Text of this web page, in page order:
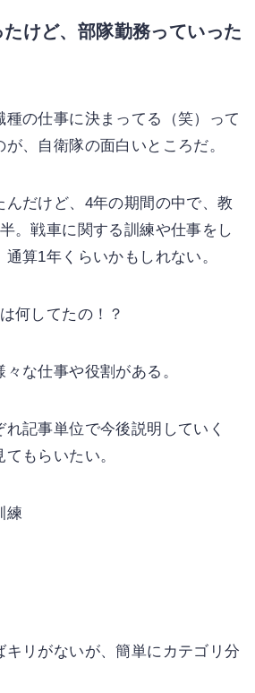
けど、部隊勤務っていった
種の仕事に決まってる（笑）って
、自衛隊の面白いところだ。
んだけど、4年の期間の中で、教
。戦車に関する訓練や仕事をし
算1年くらいかもしれない。
何してたの！？
な仕事や役割がある。
記事単位で今後説明していく
もらいたい。
練
キリがないが、簡単にカテゴリ分